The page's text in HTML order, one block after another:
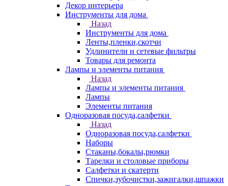
Декор интерьера
Инструменты для дома
Назад
Инструменты для дома
Ленты,пленки,скотчи
Удлинители и сетевые фильтры
Товары для ремонта
Лампы и элементы питания
Назад
Лампы и элементы питания
Лампы
Элементы питания
Одноразовая посуда,салфетки
Назад
Одноразовая посуда,салфетки
Наборы
Стаканы,бокалы,рюмки
Тарелки и столовые приборы
Салфетки и скатерти
Спички,зубочистки,зажигалки,шпажки